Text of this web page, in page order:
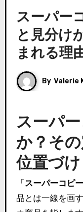
スーパー
と見分け
まれる理
By Valerie
スーパ
か？そ
位置づけ
「 スーパーコピー
品とは一線を画